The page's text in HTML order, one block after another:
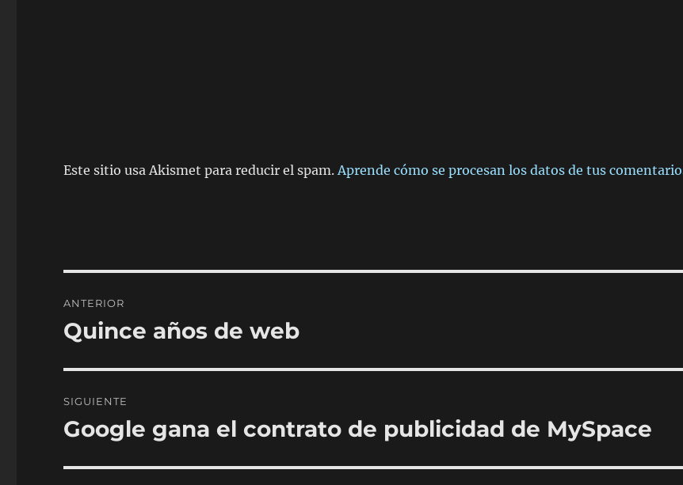
Este sitio usa Akismet para reducir el spam.Aprende cómo se procesan los datos de tus
de
ANTERIOR
Entrada
Quince años de web
SIGUIENTE
Entrada
Google gana el contrato de publicidad de MySpace